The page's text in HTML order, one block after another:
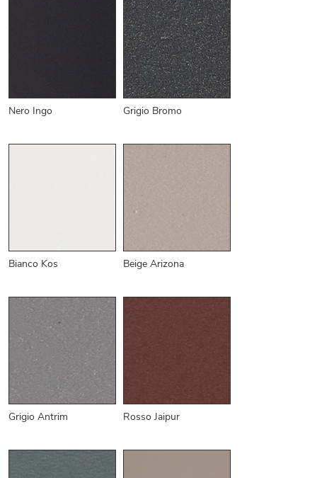
Nero Ingo Grigio Bromo
Bianco Kos Beige Arizona
Grigio Antrim Rosso Jaipur